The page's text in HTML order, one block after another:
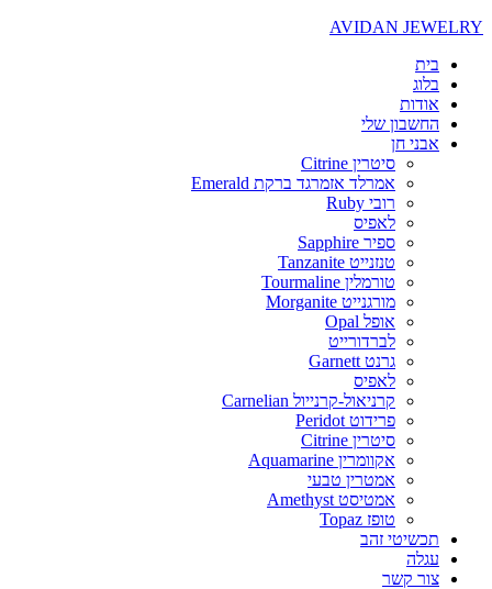
AVIDAN JEWELRY
בית
בלוג
אודות
החשבון שלי
אבני חן
סיטרין Citrine
אמרלד אזמרגד ברקת Emerald
רובי Ruby
לאפיס
ספיר Sapphire
טנזנייט Tanzanite
טורמלין Tourmaline
מורגנייט Morganite
אופל Opal
לברדורייט
גרנט Garnett
לאפיס
קרניאול-קרנייול Carnelian
פרידוט Peridot
סיטרין Citrine
אקוומרין Aquamarine
אמטרין טבעי
אמטיסט Amethyst
טופז Topaz
תכשיטי זהב
עגלה
צור קשר